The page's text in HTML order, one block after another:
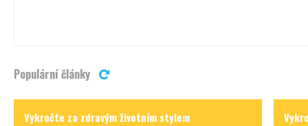
Populární články
Vykročte za zdravým životním stylem